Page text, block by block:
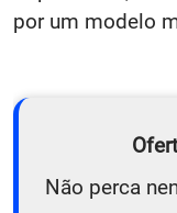
por um modelo
Não perca